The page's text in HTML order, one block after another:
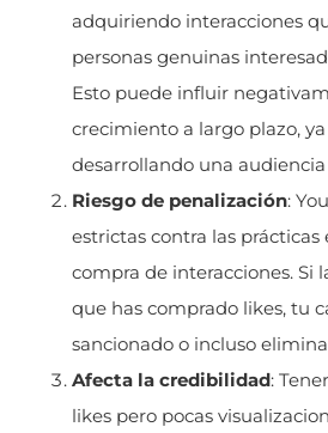
adquiriendo interacciones
personas genuinas
Esto puede influir
crecimiento a largo plazo,
desarrollando una audiencia
Riesgo de penalización:
estrictas contra las prácticas
compra de interacciones. Si
que has comprado likes, tu
sancionado o incluso
Afecta la credibilidad:
likes pero pocas